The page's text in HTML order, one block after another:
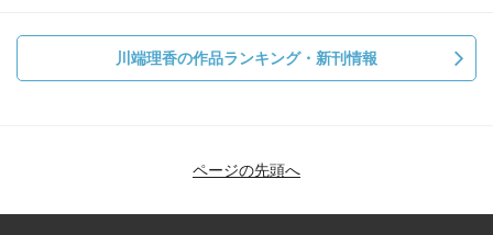
川端理香の作品ランキング・新刊情報
ページの先頭へ